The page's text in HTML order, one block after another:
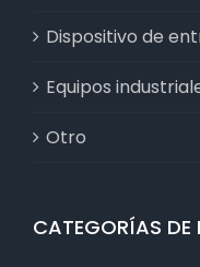
Dispositivo de
Equipos
Otro
CATEGORÍAS DE